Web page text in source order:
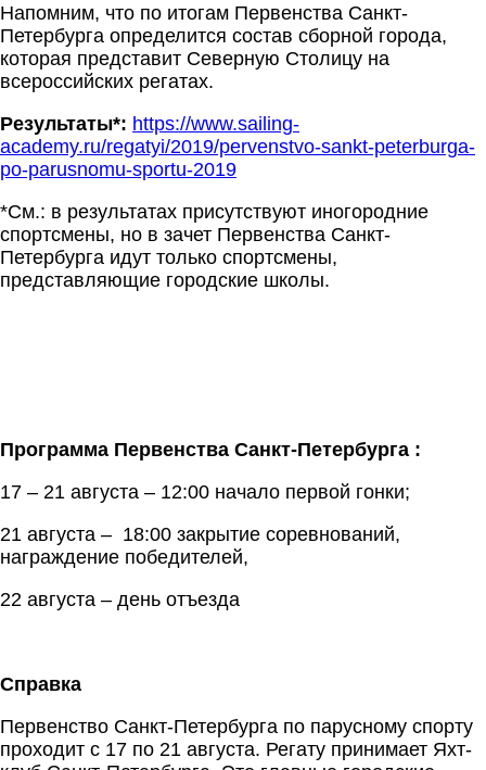
Напомним, что по итогам Первенства Санкт-
Петербурга определится состав сборной города,
которая представит Северную Столицу на
всероссийских регатах.
Результаты*: https://www.sailing-
academy.ru/regatyi/2019/pervenstvo-sankt-peterburga-
po-parusnomu-sportu-2019
*См.: в результатах присутствуют иногородние
спортсмены, но в зачет Первенства Санкт-
Петербурга идут только спортсмены,
представляющие городские школы.
Программа Первенства Санкт-Петербурга :
17 – 21 августа – 12:00 начало первой гонки;
21 августа – 18:00 закрытие соревнований,
награждение победителей,
22 августа – день отъезда
Справка
Первенство Санкт-Петербурга по парусному спорту
проходит с 17 по 21 августа. Регату принимает Яхт-